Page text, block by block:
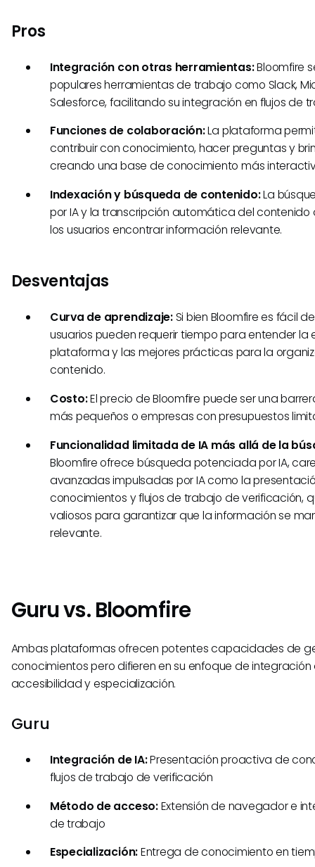
Pros
Integración con otras herramientas:Bloomfire
populares herramientas de trabajo como Slack,
Salesforce, facilitando su integración en flujos de
Funciones de colaboración:La plataforma
contribuir con conocimiento, hacer preguntas y
creando una base de conocimiento más
Indexación y búsqueda de contenido:La
por IA y la transcripción automática del
los usuarios encontrar información relevante.
Desventajas
Curva de aprendizaje:Si bien Bloomfire es fácil
usuarios pueden requerir tiempo para entender la
plataforma y las mejores prácticas para la
contenido.
Costo:El precio de Bloomfire puede ser una
más pequeños o empresas con presupuestos
Funcionalidad limitada de IA más allá de la
Bloomfire ofrece búsqueda potenciada por IA,
avanzadas impulsadas por IA como la
conocimientos y flujos de trabajo de verificación,
valiosos para garantizar que la información se
relevante.
Guru vs. Bloomfire
Ambas plataformas ofrecen potentes capacidades de
conocimientos pero difieren en su enfoque de integración
accesibilidad y especialización.
Guru
Integración de IA:Presentación proactiva de
flujos de trabajo de verificación
Método de acceso:Extensión de navegador e
de trabajo
Especialización:Entrega de conocimiento en